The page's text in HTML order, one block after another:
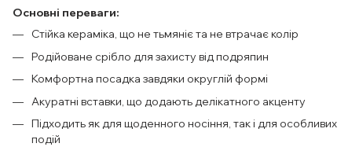
Основні переваги:
Стійка кераміка, що не тьмяніє та не втрачає колір
Родійоване срібло для захисту від подряпин
Комфортна посадка завдяки округлій формі
Акуратні вставки, що додають делікатного акценту
Підходить як для щоденного носіння, так і для особливих
подій